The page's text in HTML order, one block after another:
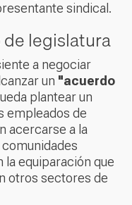
sindical.
legislatura
a negociar
un "acuerdo
plantear un
empleados de
acercarse a la
la equiparación que
otros sectores de